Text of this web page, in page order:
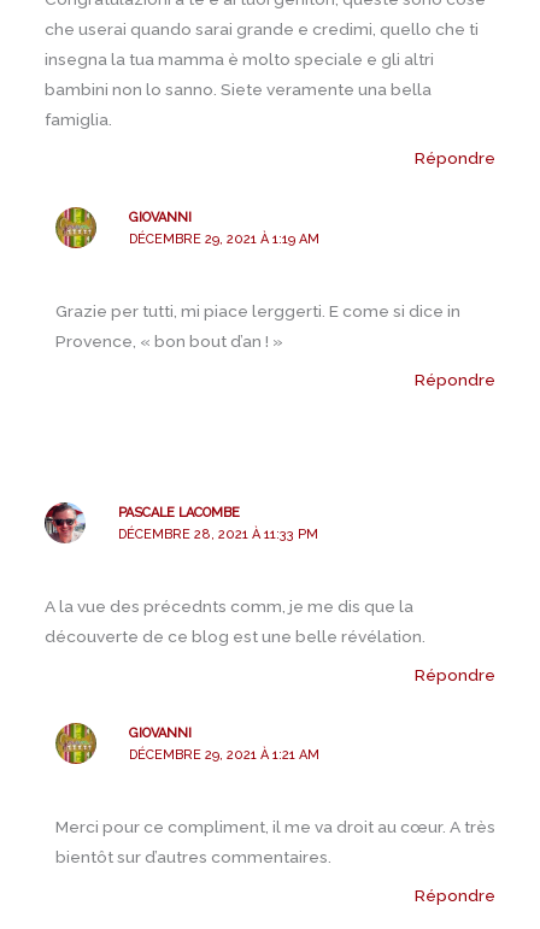
che userai quando sarai grande e credimi, quello che ti
insegna la tua mamma è molto speciale e gli altri
bambini non lo sanno. Siete veramente una bella
famiglia.
Répondre
GIOVANNI
DÉCEMBRE 29, 2021 À 1:19 AM
Grazie per tutti, mi piace lerggerti. E come si dice in
Provence, « bon bout d’an ! »
Répondre
PASCALE LACOMBE
DÉCEMBRE 28, 2021 À 11:33 PM
A la vue des précednts comm, je me dis que la
découverte de ce blog est une belle révélation.
Répondre
GIOVANNI
DÉCEMBRE 29, 2021 À 1:21 AM
Merci pour ce compliment, il me va droit au cœur. A très
bientôt sur d’autres commentaires.
Répondre